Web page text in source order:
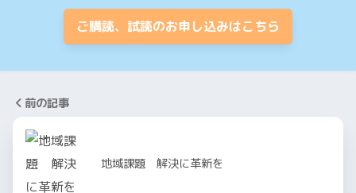
ご購読、試読のお申し込みはこちら
前の記事
地域課題 解決に革新を